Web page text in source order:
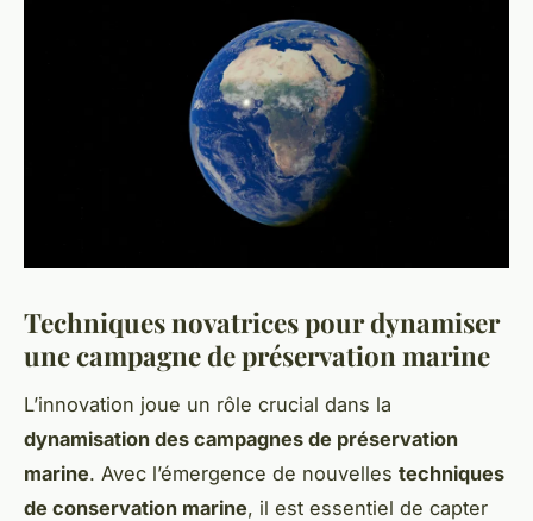
Techniques novatrices pour dynamiser
une campagne de préservation marine
L’innovation joue un rôle crucial dans la
dynamisation des campagnes de préservation
marine. Avec l’émergence de nouvelles techniques
de conservation marine, il est essentiel de capter